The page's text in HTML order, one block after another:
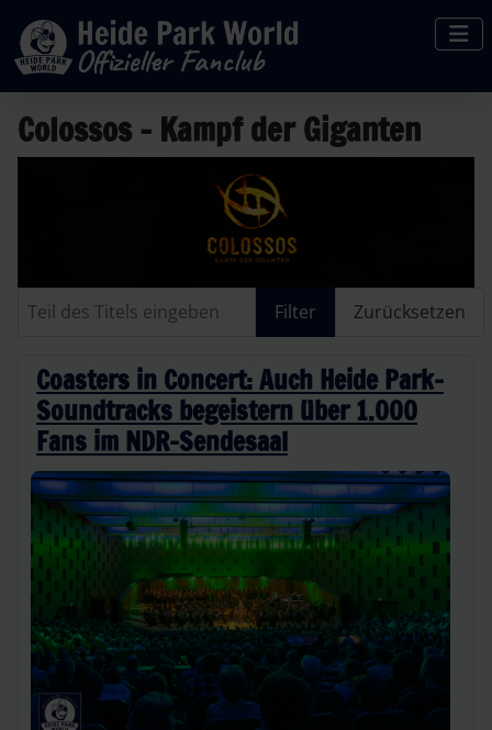
Colossos - Kampf der Giganten
Teil des Titels eingeben
Filter Zurücksetzen
Coasters in Concert: Auch Heide Park-
Soundtracks begeistern über 1.000
Fans im NDR-Sendesaal